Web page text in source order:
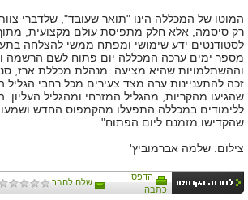
המוטו של המכללה הינו "תואר שעובד", שלדברי
רק סיסמה, אלא חלק מתפיסת עולם מקצועית,
לסטודנטים ידע שימושי ומפתח ממשי להצלחה
מספר ימים ערכה המכללה יום פתוח לשם הרשמה
וההשתלמויות שהיא מציעה. מנהלת מכללת ארז,
זכה להתעניינות ערה מצד צעירים מכל רחבי הגליל
שהגיעו מהקריות, מהגליל המזרחי ומהגליל העליון.
ללימודים במכללה התפעלו מהקמפוס החדש ושמעו
שהקדישו מזמנם ליום הפתוח".
צילום: שלמה אברמוביץ'
הדפס
כתבה
שלח לחבר